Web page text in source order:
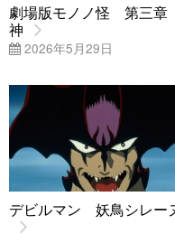
劇場版モノノ怪 第三
神
2026年5月29日
デビルマン 妖鳥シレー